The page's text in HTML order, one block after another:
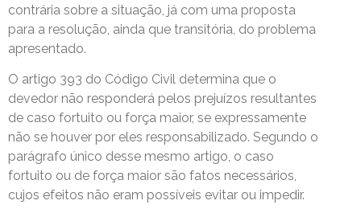
contrária sobre a situação, já com uma proposta
para a resolução, ainda que transitória, do problema
apresentado.
O artigo 393 do Código Civil determina que o
devedor não responderá pelos prejuízos resultantes
de caso fortuito ou força maior, se expressamente
não se houver por eles responsabilizado. Segundo o
parágrafo único desse mesmo artigo, o caso
fortuito ou de força maior são fatos necessários,
cujos efeitos não eram possíveis evitar ou impedir.